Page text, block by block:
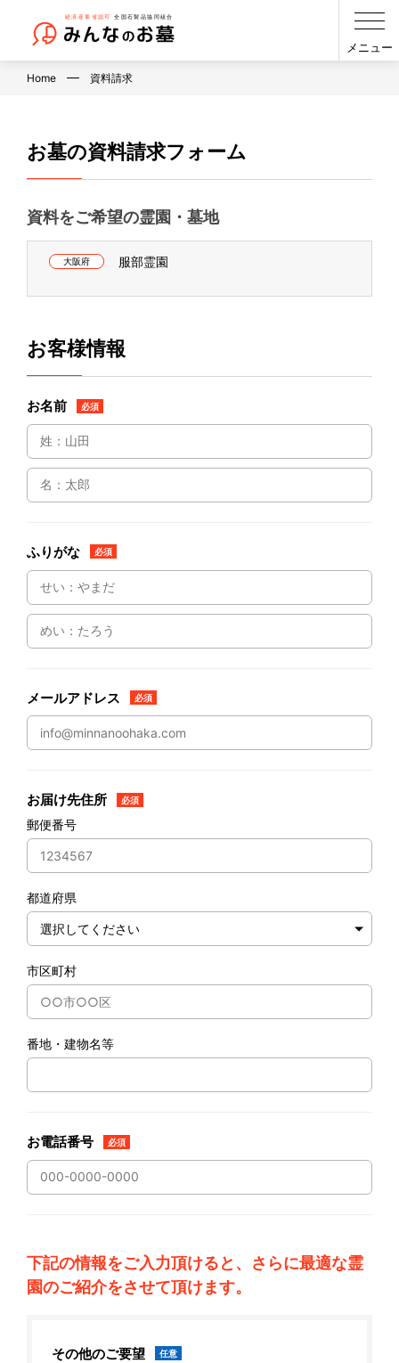
メニュー
Home 資料請求
お墓の資料請求フォーム
資料をご希望の霊園・墓地
大阪府 服部霊園
お客様情報
お名前 必須
ふりがな 必須
メールアドレス 必須
お届け先住所 必須
郵便番号
都道府県
市区町村
番地・建物名等
お電話番号 必須
下記の情報をご入力頂けると、さらに最適な霊
園のご紹介をさせて頂けます。
その他のご要望 任意